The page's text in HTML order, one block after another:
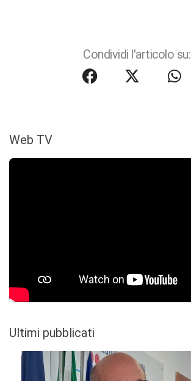
Condividi l'articolo su:
Web TV
Ultimi pubblicati